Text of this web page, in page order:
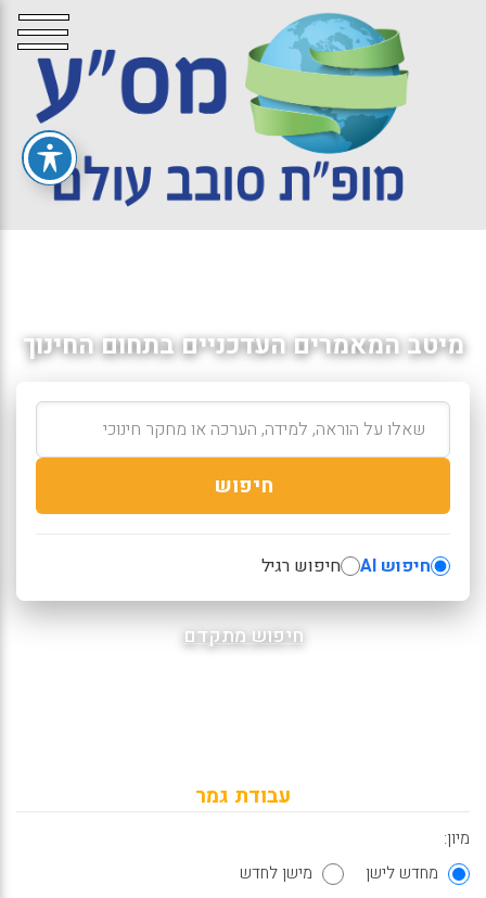
מיטב המאמרים העדכניים בתחום החינוך
חיפוש
חיפוש AI חיפוש רגיל
חיפוש מתקדם
עבודת גמר
מיון:
מחדש לישן
מישן לחדש